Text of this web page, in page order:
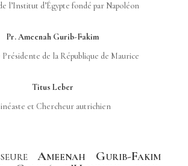
l’Institut d’Égypte fondé par Napoléon
Pr. Ameenah Gurib-Fakim
de la République de Maurice
Titus Leber
et Chercheur autrichien
Ameenah Gurib-Fakim